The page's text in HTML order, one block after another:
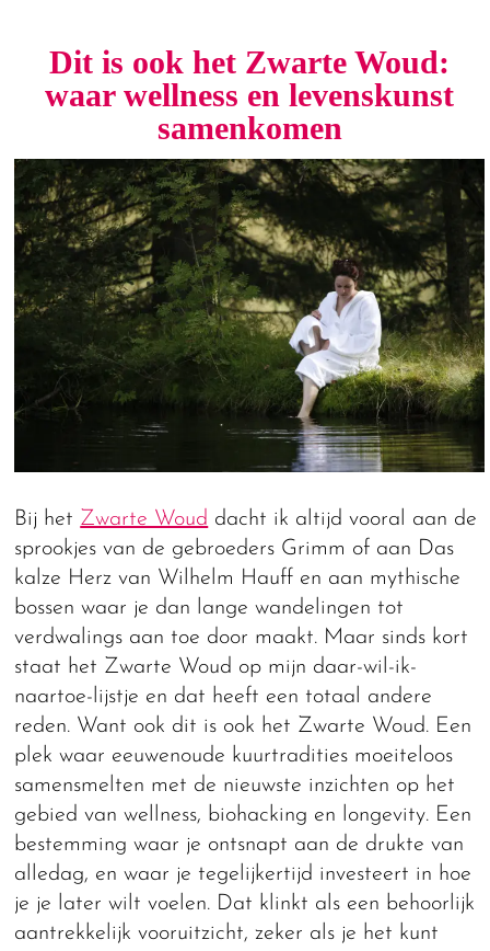
Dit is ook het Zwarte Woud:
waar wellness en levenskunst
samenkomen
Bij het Zwarte Woud dacht ik altijd vooral aan de
sprookjes van de gebroeders Grimm of aan Das
kalze Herz van Wilhelm Hauff en aan mythische
bossen waar je dan lange wandelingen tot
verdwalings aan toe door maakt. Maar sinds kort
staat het Zwarte Woud op mijn daar-wil-ik-
naartoe-lijstje en dat heeft een totaal andere
reden. Want ook dit is ook het Zwarte Woud. Een
plek waar eeuwenoude kuurtradities moeiteloos
samensmelten met de nieuwste inzichten op het
gebied van wellness, biohacking en longevity. Een
bestemming waar je ontsnapt aan de drukte van
alledag, en waar je tegelijkertijd investeert in hoe
je je later wilt voelen. Dat klinkt als een behoorlijk
aantrekkelijk vooruitzicht, zeker als je het kunt